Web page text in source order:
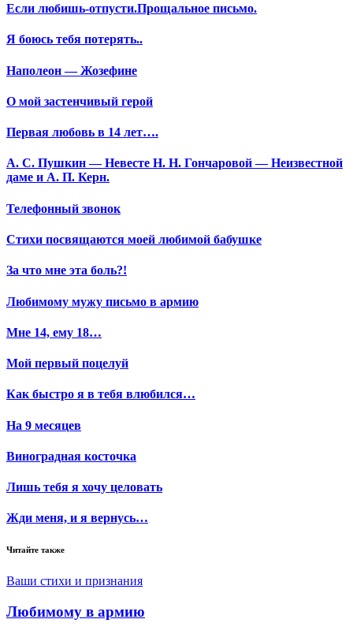
Если любишь-отпусти.Прощальное письмо.
Я боюсь тебя потерять..
Наполеон — Жозефине
О мой застенчивый герой
Первая любовь в 14 лет….
А. С. Пушкин — Невесте Н. Н. Гончаровой — Неизвестной
даме и А. П. Керн.
Телефонный звонок
Стихи посвящаются моей любимой бабушке
За что мне эта боль?!
Любимому мужу письмо в армию
Мне 14, ему 18…
Мой первый поцелуй
Как быстро я в тебя влюбился…
На 9 месяцев
Виноградная косточка
Лишь тебя я хочу целовать
Жди меня, и я вернусь…
Читайте также
Ваши стихи и признания
Любимому в армию